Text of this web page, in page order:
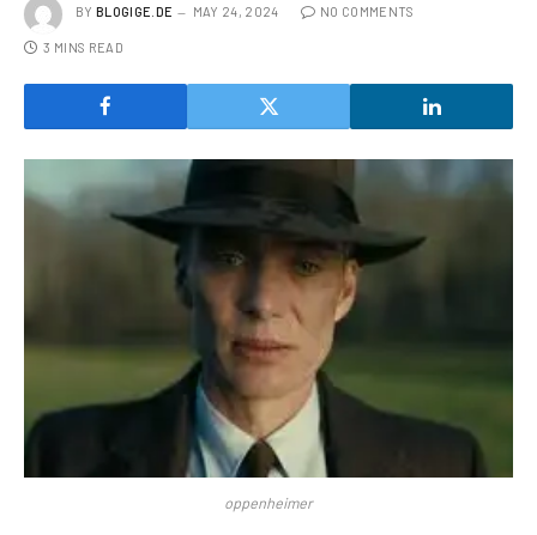
BY BLOGIGE.DE MAY 24, 2024 NO COMMENTS
3 MINS READ
oppenheimer